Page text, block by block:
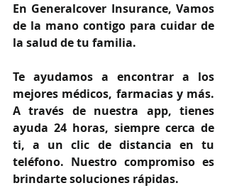
En Generalcover Insurance, Vamos
de la mano contigo para cuidar de
la salud de tu familia.
Te ayudamos a encontrar a los
mejores médicos, farmacias y más.
A través de nuestra app, tienes
ayuda 24 horas, siempre cerca de
ti, a un clic de distancia en tu
teléfono. Nuestro compromiso es
brindarte soluciones rápidas.